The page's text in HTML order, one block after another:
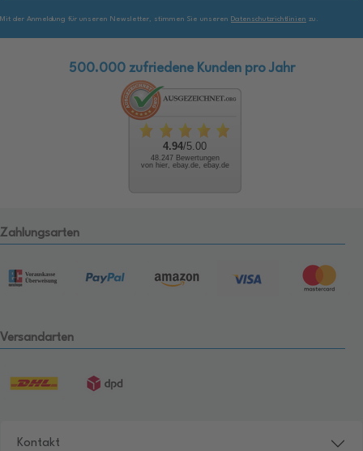
Mit der Anmeldung für unseren Newsletter, stimmen Sie unseren Datenschutzrichtlinien zu.
500.000 zufriedene Kunden pro Jahr
4.94/5.00
48.247 Bewertungen
von hier, ebay.de, ebay.de
Zahlungsarten
Versandarten
Kontakt